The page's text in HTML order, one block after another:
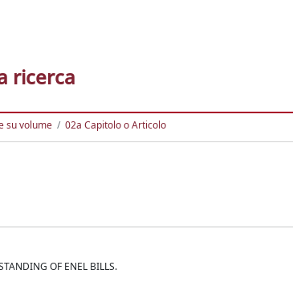
ricerca
su volume 02a Capitolo o Articolo
OF ENEL BILLS.